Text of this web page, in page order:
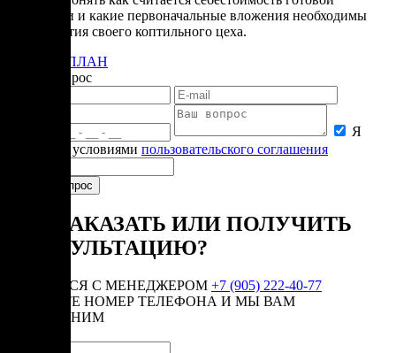
продукции и какие первоначальные вложения необходимы
для открытия своего коптильного цеха.
БИЗНЕС-ПЛАН
Задать вопрос
Я
согласен с условиями пользовательского соглашения
КАК ЗАКАЗАТЬ ИЛИ ПОЛУЧИТЬ
КОНСУЛЬТАЦИЮ?
СВЯЗАТЬСЯ С МЕНЕДЖЕРОМ +7 (905) 222-40-77
ОСТАВЬТЕ НОМЕР ТЕЛЕФОНА И МЫ ВАМ
ПЕРЕЗВОНИМ